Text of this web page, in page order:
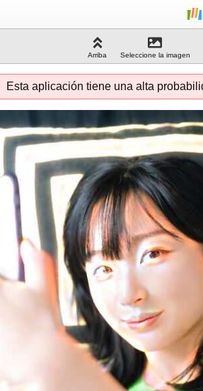
Arriba Seleccione la imagen
Esta aplicación tiene una alta